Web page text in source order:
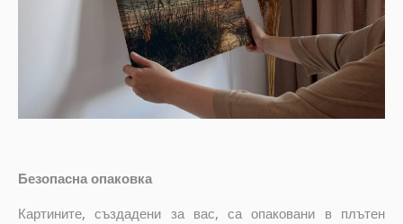
Безопасна опаковка
Картините, създадени за вас, са опаковани в плътен